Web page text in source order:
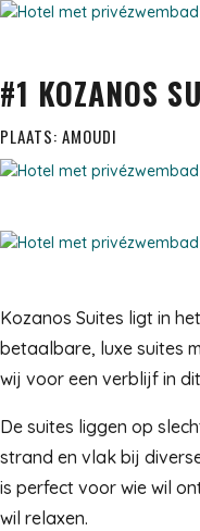
#1 KOZANOS
PLAATS: AMOUDI
Kozanos Suites ligt in
betaalbare, luxe suites
wij voor een verblijf in
De suites liggen op
strand en vlak bij
is perfect voor wie wil
wil relaxen.